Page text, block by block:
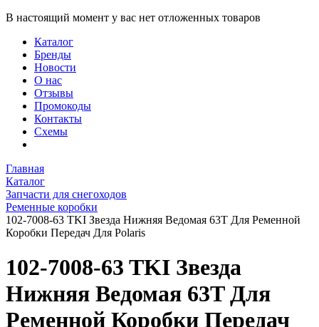
В настоящий момент у вас нет отложенных товаров
Каталог
Бренды
Новости
О нас
Отзывы
Промокоды
Контакты
Схемы
Главная
Каталог
Запчасти для снегоходов
Ременные коробки
102-7008-63 TKI Звезда Нижняя Ведомая 63T Для Ременной
Коробки Передач Для Polaris
102-7008-63 TKI Звезда
Нижняя Ведомая 63T Для
Ременной Коробки Передач